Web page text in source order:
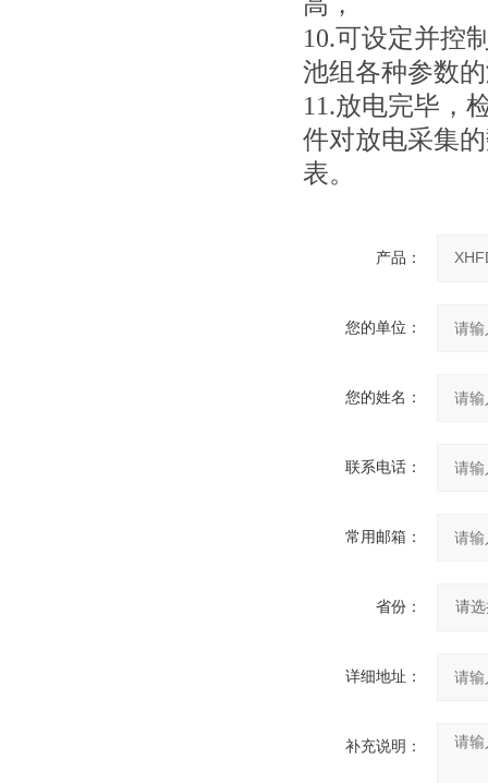
10.可设定并控
池组各种参数
11.放电完毕，
件对放电采集
表。
产品：
您的单位：
您的姓名：
联系电话：
常用邮箱：
省份：
详细地址：
补充说明：